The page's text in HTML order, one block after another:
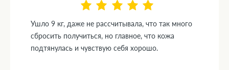
Ушло 9 кг, даже не рассчитывала, что так много
сбросить получиться, но главное, что кожа
подтянулась и чувствую себя хорошо.